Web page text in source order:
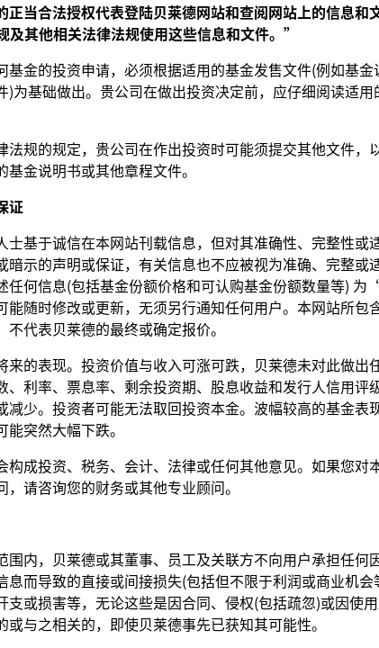
正当合法授权代表登陆贝莱德网站和查阅网站上的信息和
及其他相关法律法规使用这些信息和文件。 ”
基金的投资申请，必须根据适用的基金发售文件(例如基金
)为基础做出。贵公司在做出投资决定前，应仔细阅读适用
法规的规定，贵公司在作出投资时可能须提交其他文件，
金说明书或其他章程文件。
证
士基于诚信在本网站刊载信息，但对其准确性、完整性或
暗示的声明或保证，有关信息也不应被视为准确、完整或
任何信息(包括基金份额价格和可认购基金份额数量等) 为
随时修改或更新，无须另行通知任何用户。本网站所包
代表贝莱德的最终或确定报价。
来的表现。投资价值与收入可涨可跌，贝莱德未对此做出
、利率、票息率、剩余投资期、股息收益和发行人信用评
减少。投资者可能无法取回投资本金。波幅较高的基金表
突然大幅下跌。
构成投资、税务、会计、法律或任何其他意见。如果您对
请咨询您的财务或其他专业顾问。
围内，贝莱德或其董事、员工及关联方不向用户承担任何
息而导致的直接或间接损失(包括但不限于利润或商业机会
支或损害等，无论这些是因合同、侵权(包括疏忽)或因使
与之相关的，即使贝莱德事先已获知其可能性。
Fee
1.50
投资额
USD 5000
UCITS
BJMZFG6
差
年7月31日
10.87%
年6月30日
16.95